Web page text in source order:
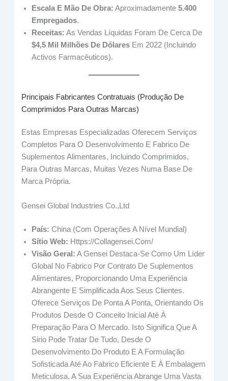
Escala E Mão De Obra: Aproximadamente5.400
Empregados.
Receitas: As Vendas Líquidas Foram De Cerca De
$4,5 Mil Milhões De Dólares Em 2022 (incluindo
Activos Farmacêuticos).
Principais Fabricantes Contratuais (produção De
Comprimidos Para Outras Marcas)
Estas Empresas Especializadas Oferecem Serviços
Completos Para O Desenvolvimento E Fabrico De
Suplementos Alimentares, Incluindo Comprimidos,
Para Outras Marcas, Muitas Vezes Numa Base De
Marca Própria.
Gensei Global Industries Co.,Ltd
País: China (com Operações A Nível Mundial)
Sítio Web: Https://collagensei.com/
Visão Geral: A Gensei Destaca-Se Como Um Líder
Global No Fabrico Por Contrato De Suplementos
Alimentares, Proporcionando Uma Experiência
Abrangente E Simplificada Aos Seus Clientes.
Oferece Serviços De Ponta A Ponta, Orientando Os
Produtos Desde O Conceito Inicial Até À
Preparação Para O Mercado. Isto Significa Que A
Sirio Pode Tratar De Tudo, Desde O
Desenvolvimento Do Produto E A Formulação
Sofisticada Até Ao Fabrico Eficiente E À Embalagem
Meticulosa. A Sua Experiência Abrange Uma Vasta